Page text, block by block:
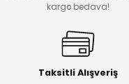
kargo bedava!
Taksitli Alışveriş